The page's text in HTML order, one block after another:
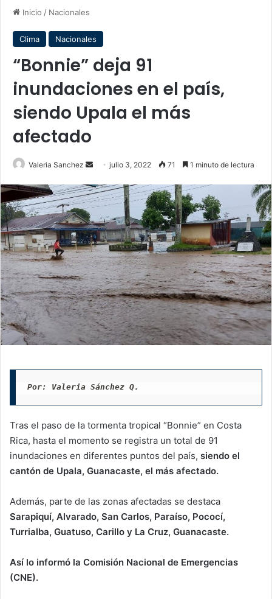
Inicio / Nacionales
Clima Nacionales
“Bonnie” deja 91
inundaciones en el país,
siendo Upala el más
afectado
Valeria Sanchez
Send
email
julio 3, 2022 71 1 minuto de lectura
Por: Valeria Sánchez Q.
Tras el paso de la tormenta tropical “Bonnie” en Costa
Rica, hasta el momento se registra un total de 91
inundaciones en diferentes puntos del país, siendo el
cantón de Upala, Guanacaste, el más afectado.
Además, parte de las zonas afectadas se destaca
Sarapiquí, Alvarado, San Carlos, Paraíso, Pococí,
Turrialba, Guatuso, Carillo y La Cruz, Guanacaste.
Así lo informó la Comisión Nacional de Emergencias
(CNE).